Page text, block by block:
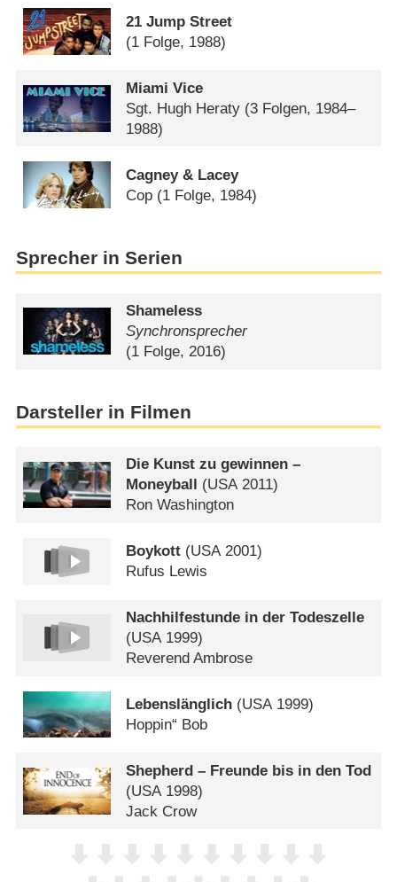
21 Jump Street
(1 Folge, 1988)
Miami Vice
Sgt. Hugh Heraty (3 Folgen, 1984–
1988)
Cagney & Lacey
Cop (1 Folge, 1984)
Sprecher in Serien
Shameless
Synchronsprecher
(1 Folge, 2016)
Darsteller in Filmen
Die Kunst zu gewinnen –
Moneyball
(USA2011)
Ron Washington
Boykott (USA2001)
Rufus Lewis
Nachhilfestunde in der Todeszelle
(USA1999)
Reverend Ambrose
Lebenslänglich (USA1999)
Hoppin“ Bob
Shepherd – Freunde bis in den Tod
(USA 1998)
Jack Crow